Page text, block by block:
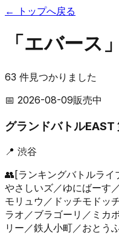
← トップへ戻る
「エバース
63 件見つかりました
📅 2026-08-09販売中
グランドバトルEAST
📍 渋谷
👥 [ランキングバトルラ
やさしいズ／ゆにばーす
モリュウ／ドッチモドッ
ラオ／ブラゴーリ／ミカ
リー／鉄人小町／おとう